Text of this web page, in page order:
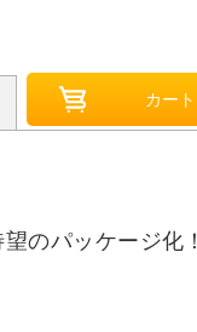
のパッケージ化！